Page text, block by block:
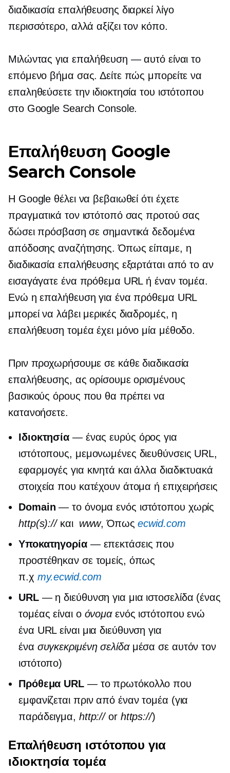
διαδικασία επαλήθευσης διαρκεί λίγο
περισσότερο, αλλά αξίζει τον κόπο.
Μιλώντας για επαλήθευση — αυτό είναι το
επόμενο βήμα σας. Δείτε πώς μπορείτε να
επαληθεύσετε την ιδιοκτησία του ιστότοπου
στο Google Search Console.
Επαλήθευση Google
Search Console
Η Google θέλει να βεβαιωθεί ότι έχετε
πραγματικά τον ιστότοπό σας προτού σας
δώσει πρόσβαση σε σημαντικά δεδομένα
απόδοσης αναζήτησης. Όπως είπαμε, η
διαδικασία επαλήθευσης εξαρτάται από το αν
εισαγάγατε ένα πρόθεμα URL ή έναν τομέα.
Ενώ η επαλήθευση για ένα πρόθεμα URL
μπορεί να λάβει μερικές διαδρομές, η
επαλήθευση τομέα έχει μόνο μία μέθοδο.
Πριν προχωρήσουμε σε κάθε διαδικασία
επαλήθευσης, ας ορίσουμε ορισμένους
βασικούς όρους που θα πρέπει να
κατανοήσετε.
Ιδιοκτησία — ένας ευρύς όρος για
ιστότοπους, μεμονωμένες διευθύνσεις URL,
εφαρμογές για κινητά και άλλα διαδικτυακά
στοιχεία που κατέχουν άτομα ή επιχειρήσεις
Domain — το όνομα ενός ιστότοπου χωρίς
http(s)://και www, Όπωςecwid.com
Υποκατηγορία— επεκτάσεις που
προστέθηκαν σε τομείς, όπως
π.χ my.ecwid.com
URL— η διεύθυνση για μια ιστοσελίδα (ένας
τομέας είναι ο όνομαενός ιστότοπου ενώ
ένα URL είναι μια διεύθυνση για
ένα συγκεκριμένη σελίδαμέσα σε αυτόν τον
ιστότοπο)
Πρόθεμα URL— το πρωτόκολλο που
εμφανίζεται πριν από έναν τομέα (για
παράδειγμα, http://or https://)
Επαλήθευση ιστότοπου για
ιδιοκτησία τομέα